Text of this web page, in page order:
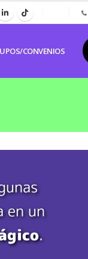
CONVENIOS
en un
.